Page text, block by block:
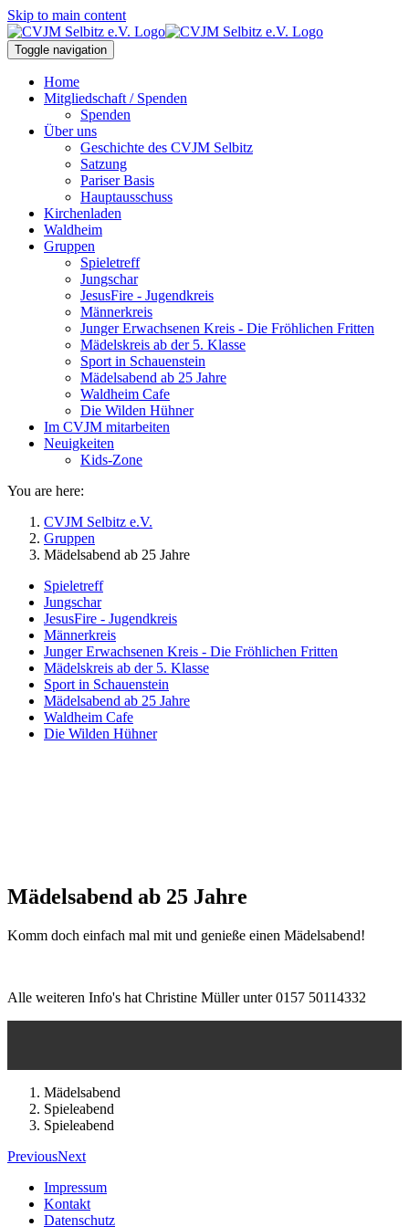
Skip to main content
Toggle navigation
Home
Mitgliedschaft / Spenden
Spenden
Über uns
Geschichte des CVJM Selbitz
Satzung
Pariser Basis
Hauptausschuss
Kirchenladen
Waldheim
Gruppen
Spieletreff
Jungschar
JesusFire - Jugendkreis
Männerkreis
Junger Erwachsenen Kreis - Die Fröhlichen Fritten
Mädelskreis ab der 5. Klasse
Sport in Schauenstein
Mädelsabend ab 25 Jahre
Waldheim Cafe
Die Wilden Hühner
Im CVJM mitarbeiten
Neuigkeiten
Kids-Zone
You are here:
CVJM Selbitz e.V.
Gruppen
Mädelsabend ab 25 Jahre
Spieletreff
Jungschar
JesusFire - Jugendkreis
Männerkreis
Junger Erwachsenen Kreis - Die Fröhlichen Fritten
Mädelskreis ab der 5. Klasse
Sport in Schauenstein
Mädelsabend ab 25 Jahre
Waldheim Cafe
Die Wilden Hühner
Mädelsabend ab 25 Jahre
Komm doch einfach mal mit und genieße einen Mädelsabend!
Alle weiteren Info's hat Christine Müller unter 0157 50114332
Mädelsabend
Spieleabend
Spieleabend
PreviousNext
Impressum
Kontakt
Datenschutz